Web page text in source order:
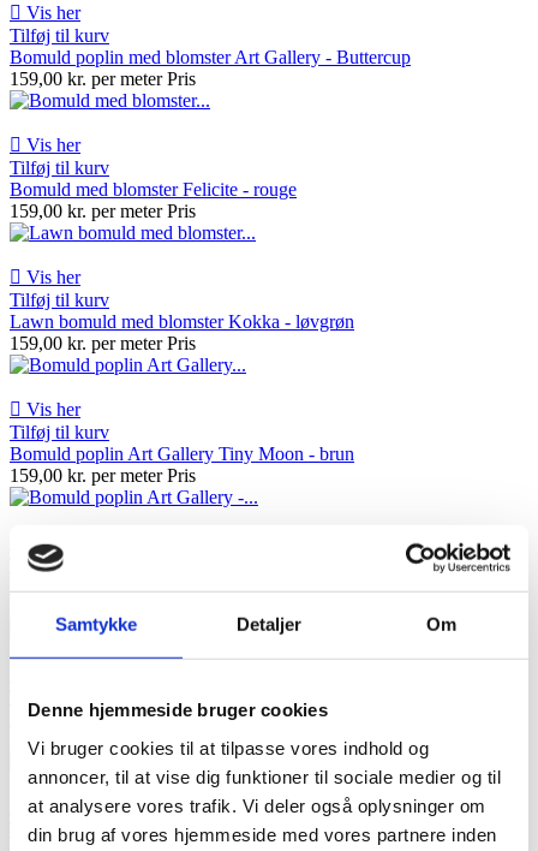
Samtykke Detaljer Om
Denne hjemmeside bruger cookies
Vi bruger cookies til at tilpasse vores indhold og
annoncer, til at vise dig funktioner til sociale medier og til
at analysere vores trafik. Vi deler også oplysninger om
din brug af vores hjemmeside med vores partnere inden
 Vis her
Tilføj til kurv
Bomuld poplin med blomster Art Gallery - Buttercup
159,00 kr. per meter Pris
 Vis her
Tilføj til kurv
Bomuld med blomster Felicite - rouge
159,00 kr. per meter Pris
 Vis her
Tilføj til kurv
Lawn bomuld med blomster Kokka - løvgrøn
159,00 kr. per meter Pris
 Vis her
Tilføj til kurv
Bomuld poplin Art Gallery Tiny Moon - brun
159,00 kr. per meter Pris
Vis her
Tilføj til kurv
Deadstock poplin bomuld - grøn blå blomst
149,00 kr. per meter
Pris
Vis her
Tilføj til kurv